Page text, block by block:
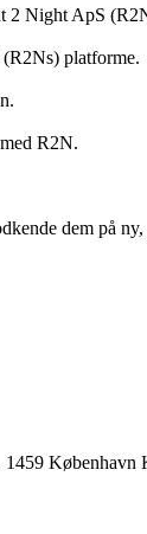
2 Night ApS
platforme.
R2N.
dem på
1459 København